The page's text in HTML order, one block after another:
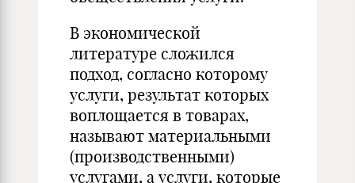
В экономической
литературе сложился
подход, согласно которому
услуги, результат которых
воплощается в товарах,
называют материальными
(производственными)
услугами, а услуги, которые